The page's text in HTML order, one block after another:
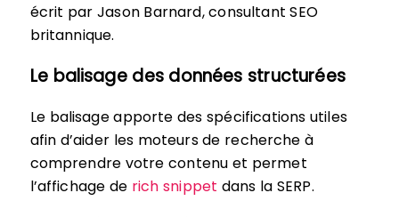
écrit par Jason Barnard, consultant SEO
britannique.
Le balisage des données structurées
Le balisage apporte des spécifications utiles
afin d’aider les moteurs de recherche à
comprendre votre contenu et permet
l’affichage de rich snippet dans la SERP.